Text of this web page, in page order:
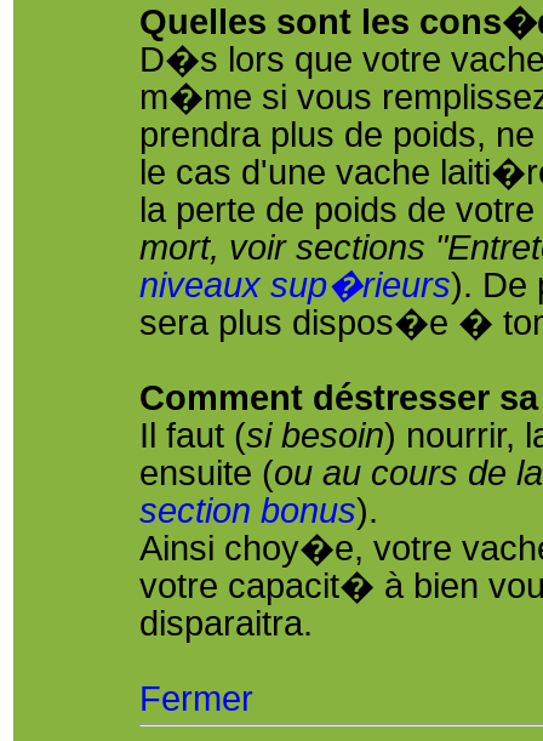
Quelles sont les
D�s lors que votre
m�me si vous
prendra plus de poids,
le cas d'une vache
la perte de poids de
mort, voir sections
niveaux sup�rieurs). De
sera plus dispos�e �
Comment déstresser
Il faut (si besoin) nourrir,
ensuite (ou au cours de
section bonus).
Ainsi choy�e, votre
votre capacit� à bien
disparaitra.
Fermer